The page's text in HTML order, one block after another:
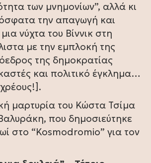
των μνημονίων”, αλλά κι
την απαγωγή και
νύχτα του Βίννικ στη
με την εμπλοκή της
της δημοκρατίας
και πολιτικό έγκλημα…
μαρτυρία του Κώστα Τσίμα
που δημοσιεύτηκε
στο “Kosmodromio” για τον